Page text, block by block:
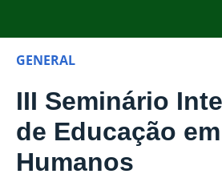
GENERAL
III Seminário
de Educação
Humanos